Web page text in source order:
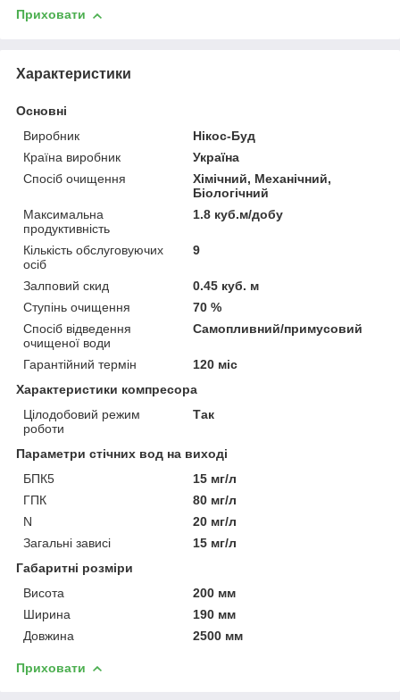
Приховати
Характеристики
Основні
Виробник
Нікос-Буд
Країна виробник
Україна
Спосіб очищення
Хімічний, Механічний,
Біологічний
Максимальна
продуктивність
1.8 куб.м/добу
Кількість обслуговуючих
осіб
9
Залповий скид
0.45 куб. м
Ступінь очищення
70 %
Спосіб відведення
очищеної води
Самопливний/примусовий
Гарантійний термін
120 міс
Характеристики компресора
Цілодобовий режим
роботи
Так
Параметри стічних вод на виході
БПК5
15 мг/л
ГПК
80 мг/л
N
20 мг/л
Загальні зависі
15 мг/л
Габаритні розміри
Висота
200 мм
Ширина
190 мм
Довжина
2500 мм
Приховати